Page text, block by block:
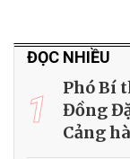
ĐỌC NHIỀU
1
Phó Bí
Đồng
Cảng